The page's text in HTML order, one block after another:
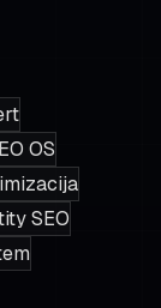
OS
SEO